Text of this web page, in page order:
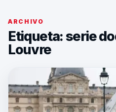
ARCHIVO
Etiqueta:serie
Louvre